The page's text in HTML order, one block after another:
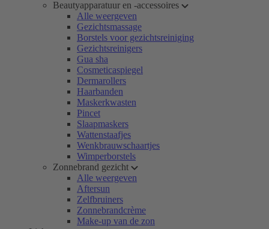
Beautyapparatuur en -accessoires
Alle weergeven
Gezichtsmassage
Borstels voor gezichtsreiniging
Gezichtsreinigers
Gua sha
Cosmeticaspiegel
Dermarollers
Haarbanden
Maskerkwasten
Pincet
Slaapmaskers
Wattenstaafjes
Wenkbrauwschaartjes
Wimperborstels
Zonnebrand gezicht
Alle weergeven
Aftersun
Zelfbruiners
Zonnebrandcrème
Make-up van de zon